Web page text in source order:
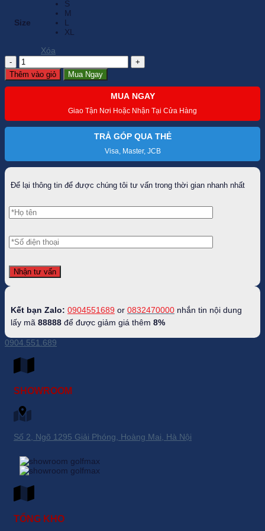
Size
S
M
L
XL
Xóa
Quần
dài
Golf
nữ
lượng
Thêm vào giỏ Mua Ngay
MUA NGAY
Giao Tận Nơi Hoặc Nhận Tại Cửa Hàng
TRẢ GÓP QUA THẺ
Visa, Master, JCB
Để lại thông tin để được chúng tôi tư vấn trong thời gian nhanh nhất
Kết bạn Zalo: 0904551689 or 0832470000 nhắn tin nội dung
lấy mã 88888 để được giảm giá thêm 8%
0904.551.689
SHOWROOM
Số 2, Ngõ 1295 Giải Phóng, Hoàng Mai, Hà Nội
TỔNG KHO